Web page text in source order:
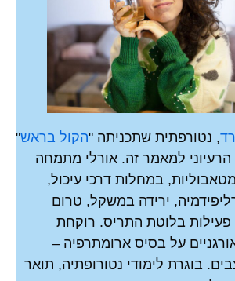
, נטורפתית שתכניתה "הקול בראש"
למאמר זה. אורלי מתמחה
במחלות דרכי עיכול,
ירידה במשקל, טרום
בלוטת התריס. רוקחת
על בסיס ארומתרפיה –
בוגרת לימודי נטורופתיה, תואר